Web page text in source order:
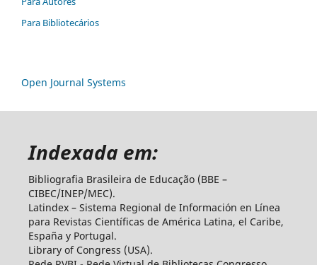
Para Bibliotecários
Open Journal Systems
Indexada em:
Bibliografia Brasileira de Educação (BBE –
CIBEC/INEP/MEC).
Latindex – Sistema Regional de Información en Línea
para Revistas Científicas de América Latina, el Caribe,
España y Portugal.
Library of Congress (USA).